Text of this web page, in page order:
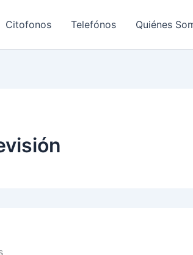
Citofonos Telefónos Quiénes
Ordenado